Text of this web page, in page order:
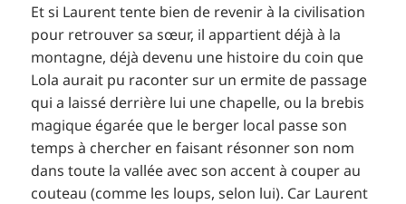
Et si Laurent tente bien de revenir à la civilisation
pour retrouver sa sœur, il appartient déjà à la
montagne, déjà devenu une histoire du coin que
Lola aurait pu raconter sur un ermite de passage
qui a laissé derrière lui une chapelle, ou la brebis
magique égarée que le berger local passe son
temps à chercher en faisant résonner son nom
dans toute la vallée avec son accent à couper au
couteau (comme les loups, selon lui). Car Laurent